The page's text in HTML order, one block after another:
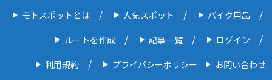
モトスポットとは 人気スポット バイク用品
ルートを作成 記事一覧 ログイン
利用規約 プライバシーポリシー お問い合わせ